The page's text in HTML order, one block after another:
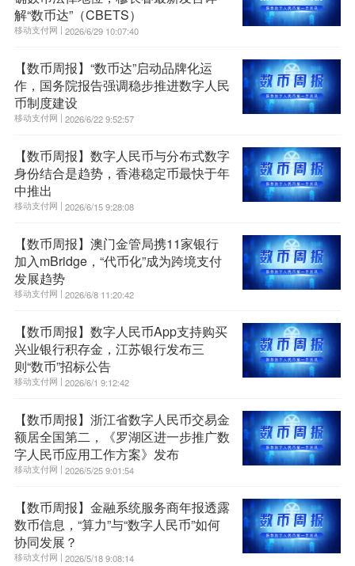
解“数币达”（CBETS）
移动支付网 | 2026/6/29 10:07:40
【数币周报】“数币达”启动品牌化运
作，国务院报告强调稳步推进数字人民
币制度建设
移动支付网 | 2026/6/22 9:52:57
【数币周报】数字人民币与分布式数字
身份结合是趋势，香港稳定币最快于年
中推出
移动支付网 | 2026/6/15 9:28:08
【数币周报】澳门金管局携11家银行
加入mBridge，“代币化”成为跨境支付
发展趋势
移动支付网 | 2026/6/8 11:20:42
【数币周报】数字人民币App支持购买
兴业银行积存金，江苏银行发布三
则“数币”招标公告
移动支付网 | 2026/6/1 9:12:42
【数币周报】浙江省数字人民币交易金
额居全国第二，《罗湖区进一步推广数
字人民币应用工作方案》发布
移动支付网 | 2026/5/25 9:01:54
【数币周报】金融系统服务商年报透露
数币信息，“算力”与“数字人民币”如何
协同发展？
移动支付网 | 2026/5/18 9:08:14